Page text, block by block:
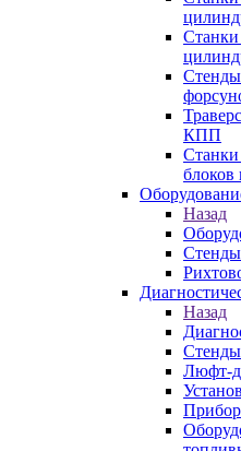
Стенды
КПП
блоков
Назад
Стенды
Назад
Люфт-